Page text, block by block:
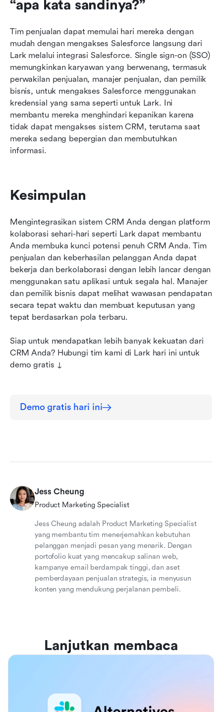
“apa kata sandinya?”
Tim penjualan dapat memulai hari mereka dengan
mudah dengan mengakses Salesforce langsung dari
Lark melalui integrasi Salesforce. Single sign-on (SSO)
memungkinkan karyawan yang berwenang, termasuk
perwakilan penjualan, manajer penjualan, dan pemilik
bisnis, untuk mengakses Salesforce menggunakan
kredensial yang sama seperti untuk Lark. Ini
membantu mereka menghindari kepanikan karena
tidak dapat mengakses sistem CRM, terutama saat
mereka sedang bepergian dan membutuhkan
informasi.
Kesimpulan
Mengintegrasikan sistem CRM Anda dengan platform
kolaborasi sehari-hari seperti Lark dapat membantu
Anda membuka kunci potensi penuh CRM Anda. Tim
penjualan dan keberhasilan pelanggan Anda dapat
bekerja dan berkolaborasi dengan lebih lancar dengan
menggunakan satu aplikasi untuk segala hal. Manajer
dan pemilik bisnis dapat melihat wawasan pendapatan
secara tepat waktu dan membuat keputusan yang
tepat berdasarkan pola terbaru.
Siap untuk mendapatkan lebih banyak kekuatan dari
CRM Anda? Hubungi tim kami di Lark hari ini untuk
demo gratis ↓
Demo gratis hari ini
Jess Cheung
Product Marketing Specialist
Jess Cheung adalah Product Marketing Specialist
yang membantu tim menerjemahkan kebutuhan
pelanggan menjadi pesan yang menarik. Dengan
portofolio kuat yang mencakup salinan web,
kampanye email berdampak tinggi, dan aset
pemberdayaan penjualan strategis, ia menyusun
konten yang mendukung perjalanan pembeli.
Lanjutkan membaca